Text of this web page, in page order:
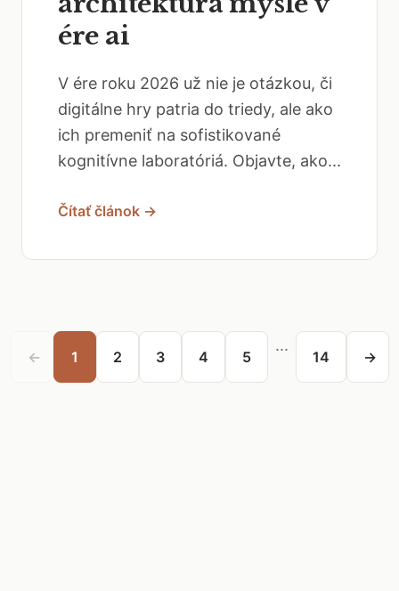
ére ai
V ére roku 2026 už nie je otázkou, či
digitálne hry patria do triedy, ale ako
ich premeniť na sofistikované
kognitívne laboratóriá. Objavte, ako...
Čítať článok →
← 1 2 3 4 5
...
14 →